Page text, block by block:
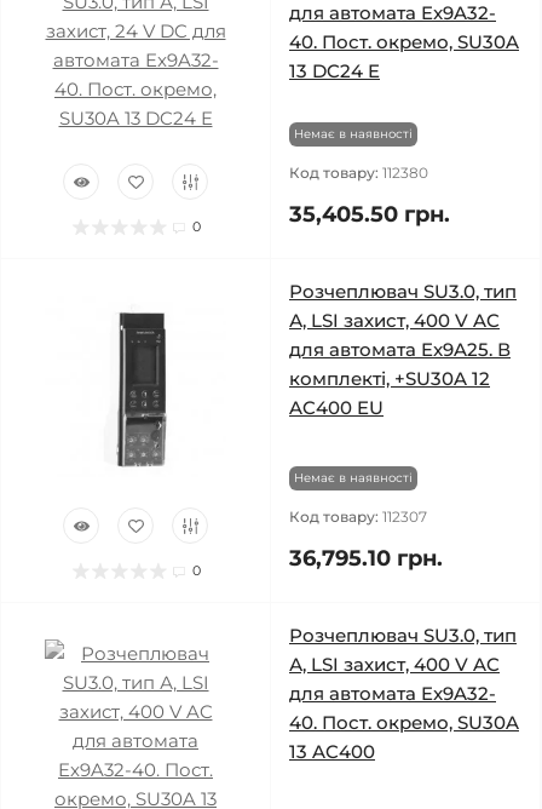
0
для автомата Ex9A32-
40. Пост. окремо, SU30A
13 DC24 E
Немає в наявності
Код товару: 112380
35,405.50 грн.
0
Розчеплювач SU3.0, тип
А, LSI захист, 400 V AC
для автомата Ex9A25. В
комплекті, +SU30A 12
AC400 EU
Немає в наявності
Код товару: 112307
36,795.10 грн.
Розчеплювач SU3.0, тип
А, LSI захист, 400 V AC
для автомата Ex9A32-
40. Пост. окремо, SU30A
13 AC400